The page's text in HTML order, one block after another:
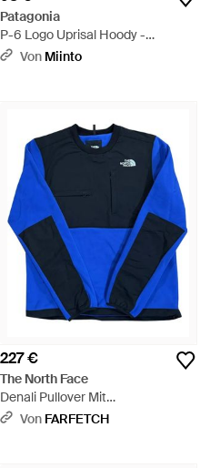
Patagonia
P-6 Logo Uprisal Hoody -
Schwarz
Von Miinto
227 €
The North Face
Denali Pullover Mit
Rundhalsausschnitt - Blau
Von FARFETCH